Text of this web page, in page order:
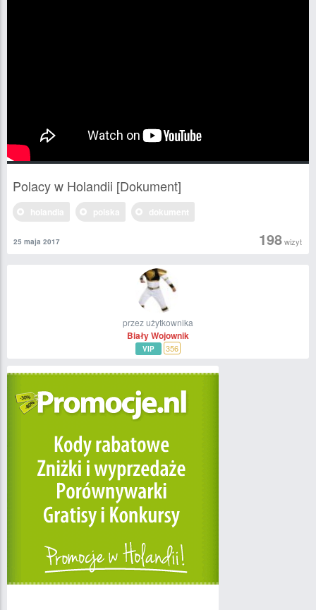
Polacy w Holandii [Dokument]
198wizyt
25 maja 2017
przez użytkownika
Biały Wojownik
VIP 356